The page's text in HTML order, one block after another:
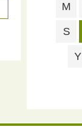
M
S
Y